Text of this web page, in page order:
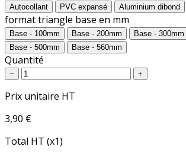
Autocollant PVC expansé Aluminium dibond
format triangle base en mm
Base - 100mm Base - 200mm Base - 300mm
Base - 500mm
Base - 560mm
Quantité
− +
Prix unitaire HT
3,90 €
Total HT (x1)